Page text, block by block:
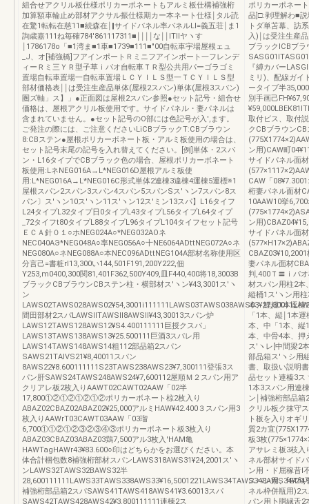
組合せアクリル板仕様ポリカーポネートもアルミ板仕構補強桁
加算額車輪止め部材アクサル振仕様期カー本ネート仕様￨タル読
在驚1転転在慈11■続森在￨‖サイドバネル率バネルLI=義五荘￨ま1
詢歳嘉111ね毎確784'861117311■￨￨￨￨な￨￨ITIIヤヽす
￨1786178o「■1湾ま■1車■1739■111■″00自転車宇場屋根ェュ
_J、オ[補強橋]フアインポートＲミニフアインポート一フレンデ
ィーＲミ三ＹＲ型子草ｉパオ自転車ＴＲ型公共用パーゴラゴミ
置場自転車置場一自転車置場ＬＣＹＩＬＳ型一ＴＣＹＩＬＳ型
部材価格表￨￨は受注生産品単体(屋根2スバン)単体(屋根3スパン)
圏ズ軸」ス】」●正面図は屋根2スパン参照●セット記号・組合せ
価格は、屋根アクリル板使用です。サイドパネル・妻パネルは
含まれていません。●セット記号のO部には色記号が入',ます。
ご発注の際には、ご注意くださいLiCBブラックT:CBブラウン
8:CBステン●屋根ポリカーボネート板・アルミ板使用の場合は、
セット記号末尾の記号を入れ替えてください。[例]単体・2スパ
ン・L16タイプでCBブラック色の場合、屋根ポリカーボネート
板使用:LネNEG016A→L*NEG016D屋根アルミ板使
用:L*NEG016A→L*NEG016C形式単体2連棟3違棟4運棟5運標※1
屋根スパン2スパン3スパン4スパン5スパンSス′ヽン7スパン8ス
パン〕ス′ヽン10ス′ヽン11ス′ヽン12ス′ミン13スパ】L16タイフ
L24タイプL32タイプ日0タイプL43タイプL56タイプL64タイプ
_72タイフt80タイプL88タイプL96タイプL104タイフセット記号
ＥＣＡ針０１○ホNEG024A○*NEG032AOネ
NEC040AЭ*NEG048A○率NEG056A○十NE6064ADttNEG072A○ネ
NEG080A○ネNEG088A○本NEC096ADttNEG104A部材名称使用区
分言己=書粧rl13,300い144,501F191,200Y222,佃
Y253,m0400,300関81,401F362,500Y409,皿F440,400将18,3003B
ブラックCBブラウンCBステン柱・横部材ス′ヽン¥43,3001ス′ヽ
ン
間田部材2スパLAWSllTAWSll8AWSll¥43,30013スパン炉
LAWS12TAWS128AWS12¥S4.400111111巨授クスパ」
LAWS13TAWS138AWS13¥25.500111巨酒3スパレ用
LAWS14TAWS148AWS14粗112部品箱2スパン
SAWS21TAlVS21¥8,40011スパン
8AWS22¥8.600111111S23TAWS238AWS23¥7,300111登張3ス
パン肝SAWS24TAWS248AWS24¥7,600112屋順Ｍ２スパン用ア
クリアレ板2枚入りAAWT02CAWT02AAW「02半
17,800①②①②①②①②ポリカーボネート椋2枚入り
ABAZ02CBAZ02ABAZ02¥25,000アルミHAW¥42.400３スパン用3
枚入りAAWrT03CAWT03AAW「03瑠
6,700①①②①②③②③④③ポリカーボネート板3枚入り
ABAZ03CBAZ03ABAZ03鶏7,500アル3枚入'HAM亀
HAWTagHAWr43¥83.600○印はどちらかをお選びください。本
体合計梱包数8補強桁部材スパンLAWS318AWS31¥24,2001ス′ヽ
ンLAWS32TAWS32BAWS32半
補強桁部品箱2スパSAWS41TAWS418AWS41¥3.60013スパ
SAWS42TAWS428AWS42¥3.800111111連棟2ス
ポリカーポネー
品]□:剥理解わ■
トダ単苫幕、訪
入)￨は受注生産
ブラックICBブ
『縛カバー
ミリ)、配線ガイ
ータイブ半
別手画己
取付ビス、取付
クCBブラウン
ン用)CAW町
サイドパネル面
CAW「
桁妻パネル面材
10AAW10挙
ン用
サイドパネル面
妻パネル面材
判,400Ｔ〓ｉパ
材スパン用柱2本
縦桶1ス′ヽン用
本、鯉糧1本逗棟
「1本、縦￨1本
本、中「1本、縦
本、中骨4本、押
ス′ヽレ[中間梁2
部品箱ス′ヽシ用
書、取扱い説明
品セット連榛3ス
1本3スパン用連
ン￨補強桁部品箱
クリル板ク抹守
ト板を入りオギ
質2カ宜
板3枚
アサレミ板3枝入
ネル部材サイド
ン用・ド屈稼昔l
スパン用、fETf4
ネル枠併瓶用)2
パン用卜胴縁舌2